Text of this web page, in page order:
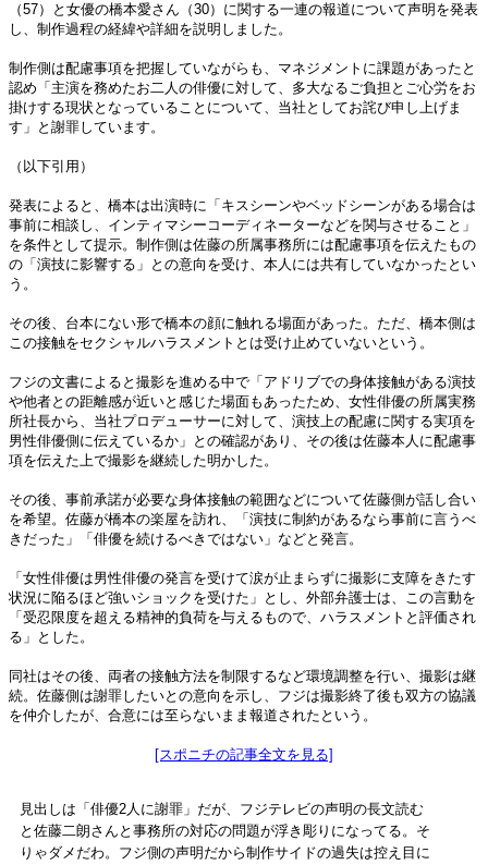
（57）と女優の橋本愛さん（30）に関する一連の報道について声明を発表
し、制作過程の経緯や詳細を説明しました。
制作側は配慮事項を把握していながらも、マネジメントに課題があったと
認め「主演を務めたお二人の俳優に対して、多大なるご負担とご心労をお
掛けする現状となっていることについて、当社としてお詫び申し上げま
す」と謝罪しています。
（以下引用）
発表によると、橋本は出演時に「キスシーンやベッドシーンがある場合は
事前に相談し、インティマシーコーディネーターなどを関与させること」
を条件として提示。制作側は佐藤の所属事務所には配慮事項を伝えたもの
の「演技に影響する」との意向を受け、本人には共有していなかったとい
う。
その後、台本にない形で橋本の顔に触れる場面があった。ただ、橋本側は
この接触をセクシャルハラスメントとは受け止めていないという。
フジの文書によると撮影を進める中で「アドリブでの身体接触がある演技
や他者との距離感が近いと感じた場面もあったため、女性俳優の所属実務
所社長から、当社プロデューサーに対して、演技上の配慮に関する実項を
男性俳優側に伝えているか」との確認があり、その後は佐藤本人に配慮事
項を伝えた上で撮影を継続した明かした。
その後、事前承諾が必要な身体接触の範囲などについて佐藤側が話し合い
を希望。佐藤が橋本の楽屋を訪れ、「演技に制約があるなら事前に言うべ
きだった」「俳優を続けるべきではない」などと発言。
「女性俳優は男性俳優の発言を受けて涙が止まらずに撮影に支障をきたす
状況に陥るほど強いショックを受けた」とし、外部弁護士は、この言動を
「受忍限度を超える精神的負荷を与えるもので、ハラスメントと評価され
る」とした。
同社はその後、両者の接触方法を制限するなど環境調整を行い、撮影は継
続。佐藤側は謝罪したいとの意向を示し、フジは撮影終了後も双方の協議
を仲介したが、合意には至らないまま報道されたという。
[スポニチの記事全文を見る]
見出しは「俳優2人に謝罪」だが、フジテレビの声明の長文読む
と佐藤二朗さんと事務所の対応の問題が浮き彫りになってる。そ
りゃダメだわ。フジ側の声明だから制作サイドの過失は控え目に